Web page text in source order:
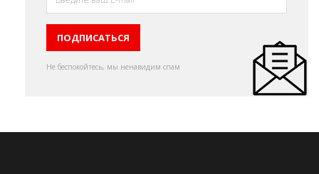
Не беспокойтесь, мы ненавидим спам